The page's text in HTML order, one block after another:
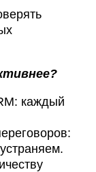
каждый